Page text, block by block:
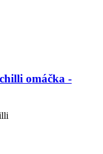
omáčka -​